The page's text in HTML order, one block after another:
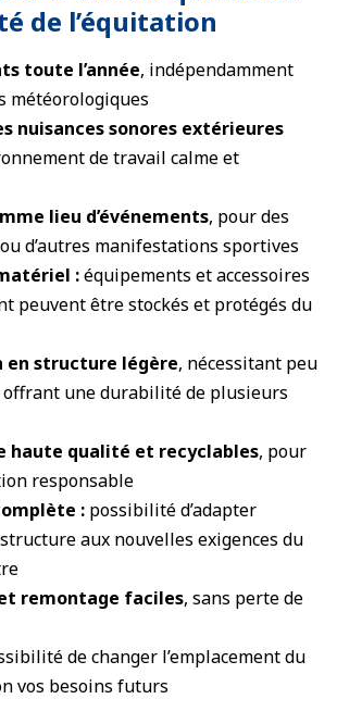
de l’équitation
toute l’année, indépendamment
météorologiques
nuisances sonores extérieures
de travail calme et
lieu d’événements, pour des
d’autres manifestations sportives
:équipements et accessoires
peuvent être stockés et protégés du
en structure légère, nécessitant peu
offrant une durabilité de plusieurs
haute qualité et recyclables, pour
responsable
: possibilité d’adapter
aux nouvelles exigences du
remontage faciles, sans perte de
de changer l’emplacement du
vos besoins futurs